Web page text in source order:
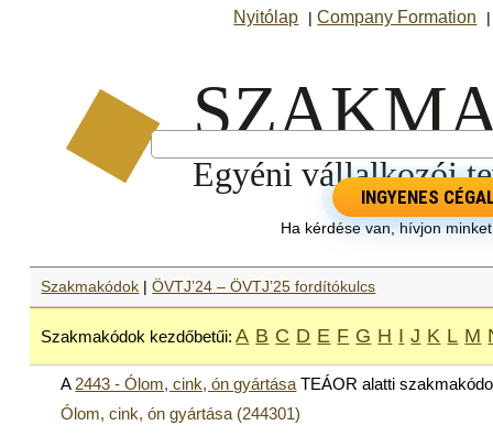
Nyitólap |Company Formation
INGYENES
Ha kérdése van, hívjon
Szakmakódok |ÖVTJ’24 – ÖVTJ’25 fordítókulcs
Szakmakódok kezdőbetűi: A B C D E F G H I J K L M
A 2443 - Ólom, cink, ón gyártása TEÁOR alatti
Ólom, cink, ón gyártása (244301)